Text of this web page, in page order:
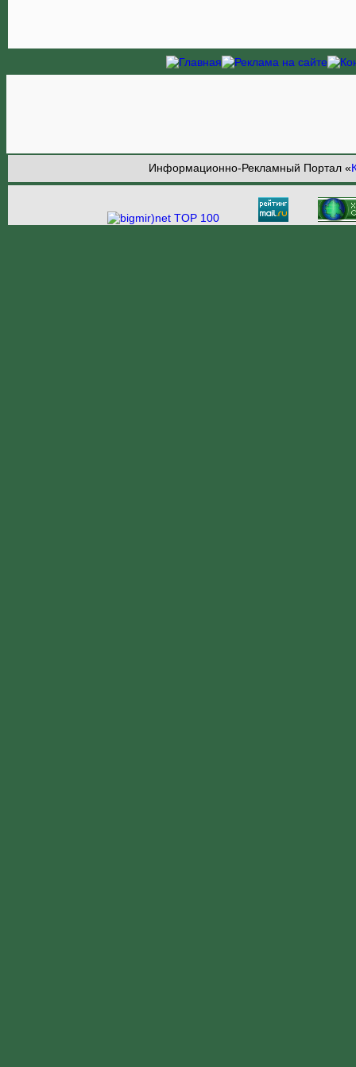
Информационно-Рекламный Портал «